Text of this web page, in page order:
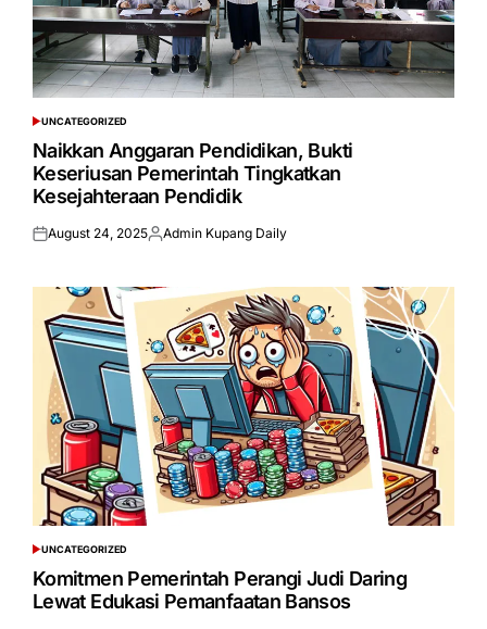
POSTED
IN
UNCATEGORIZED
Naikkan Anggaran Pendidikan, Bukti
Keseriusan Pemerintah Tingkatkan
Kesejahteraan Pendidik
Posted
August 24, 2025Posted
Admin Kupang Daily
POSTED
IN
UNCATEGORIZED
Komitmen Pemerintah Perangi Judi Daring
Lewat Edukasi Pemanfaatan Bansos